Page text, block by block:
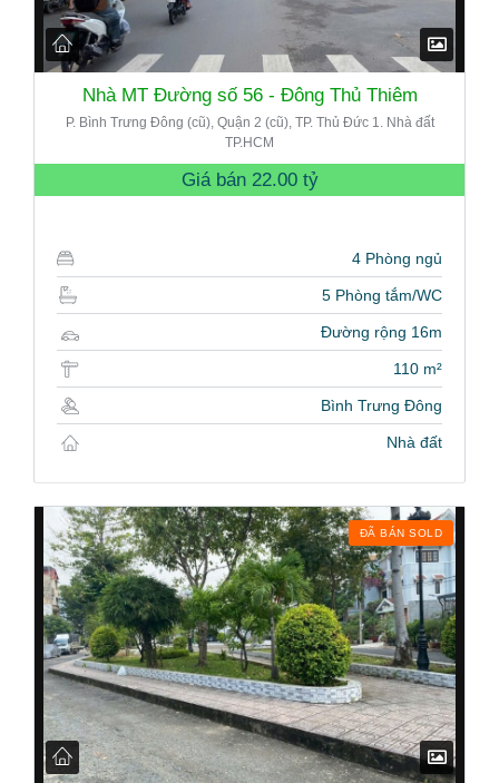
Nhà MT Đường số 56 - Đông Thủ Thiêm
P. Bình Trưng Đông (cũ), Quận 2 (cũ), TP. Thủ Đức 1. Nhà đất
TP.HCM
Giá bán 22.00 tỷ
4 Phòng ngủ
5 Phòng tắm/WC
Đường rộng 16m
110 m²
Bình Trưng Đông
Nhà đất
ĐÃ BÁN SOLD